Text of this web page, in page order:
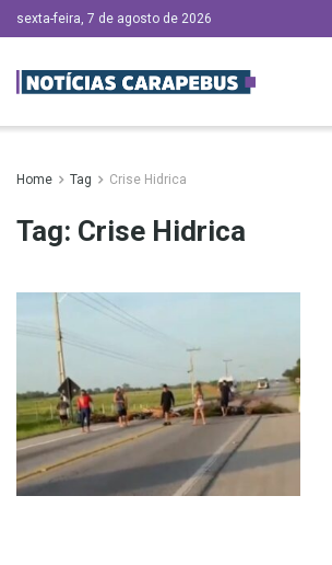
sexta-feira, 7 de agosto de 2026
Home Tag Crise Hidrica
Tag: Crise Hidrica